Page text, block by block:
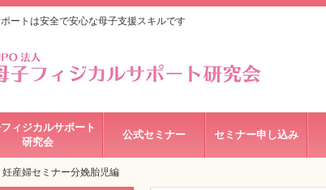
ートは安全で安心な母子支援スキルです
ィジカルサポート
研究会
公式セミナー セミナー申し込み
妊産婦セミナー分娩胎児編